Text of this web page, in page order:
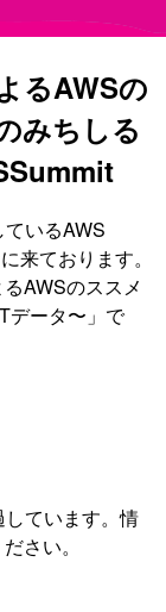
るAWSの
みちしる
いるAWS
来ております。
AWSのススメ
データ〜」で
ています。情
さい。